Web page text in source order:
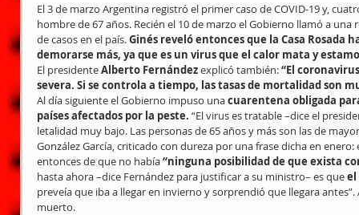
El 3 de marzo Argentina registró el primer caso de COVID-19 y,
hombre de 67 años. Recién el 10 de marzo el Gobierno llamó a
de casos en el país. Ginés reveló entonces que la Casa Rosada
demorarse más, ya que es un virus que el calor mata y
El presidente Alberto Fernández explicó también: “El
severa. Si se controla a tiempo, las tasas de mortalidad son
Al día siguiente el Gobierno impuso una cuarentena obligada
países afectados por la peste. “El virus es tratable –dice el
letalidad muy bajo. Las personas de 65 años y más son las de
González García, criticado con dureza por una frase dicha en
entonces de que no había “ninguna posibilidad de que exista
hasta ahora –dice Fernández para justificar a su ministro– es que el
preveía que iba a llegar en invierno y sorprendió que llegara
muerto.